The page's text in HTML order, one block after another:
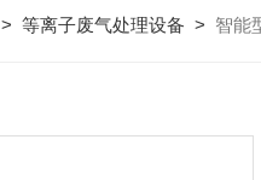
>等离子废气处理设备 > 智能